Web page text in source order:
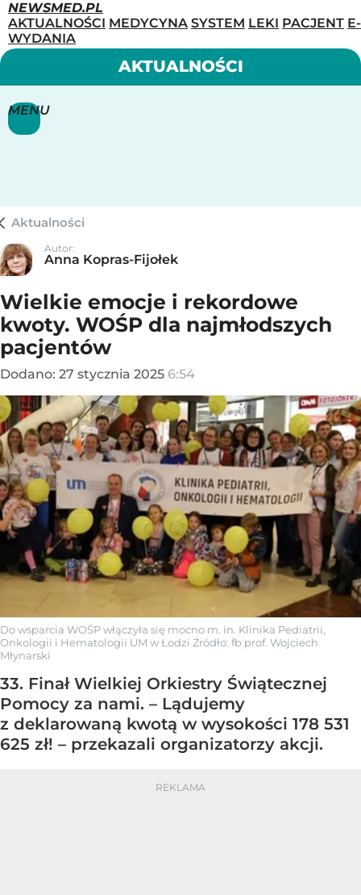
NEWSMED.PL
AKTUALNOŚCI MEDYCYNA SYSTEM LEKI PACJENT E-
WYDANIA
MENU
AKTUALNOŚCI
Aktualności
Autor:
Anna Kopras-Fijołek
Wielkie emocje i rekordowe
kwoty. WOŚP dla najmłodszych
pacjentów
Dodano: 27 stycznia 2025 6:54
Do wsparcia WOŚP włączyła się mocno m. in. Klinika Pediatrii,
Onkologii i Hematologii UM w Łodzi Źródło: fb prof. Wojciech
Młynarski
33. Finał Wielkiej Orkiestry Świątecznej
Pomocy za nami. – Lądujemy
z deklarowaną kwotą w wysokości 178 531
625 zł! – przekazali organizatorzy akcji.